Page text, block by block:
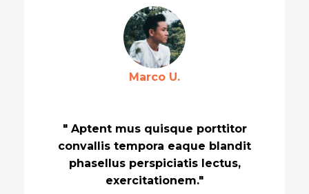
Marco U.
" Aptent mus quisque porttitor
convallis tempora eaque blandit
phasellus perspiciatis lectus,
exercitationem."